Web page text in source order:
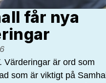
får nya
Värderingar är ord som
som är viktigt på Samhall